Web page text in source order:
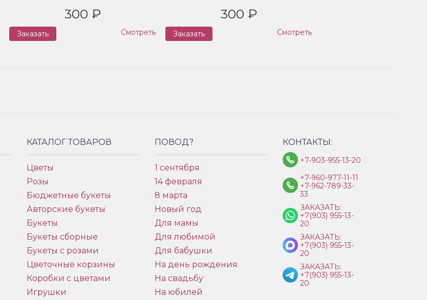
300 ₽
Заказать Смотреть
300 ₽
Заказать Смотреть
КАТАЛОГ ТОВАРОВ
Цветы
Розы
Бюджетные букеты
Авторские букеты
Букеты
Букеты сборные
Букеты с розами
Цветочные корзины
Коробки с цветами
Игрушки
ПОВОД?
1 сентября
14 февраля
8 марта
Новый год
Для мамы
Для любимой
Для бабушки
На день рождения
На свадьбу
На юбилей
КОНТАКТЫ:
+7-903-955-13-20
+7-960-977-11-11
+7-962-789-33-
33
ЗАКАЗАТЬ:
+7(903) 955-13-
20
ЗАКАЗАТЬ:
+7(903) 955-13-
20
ЗАКАЗАТЬ:
+7(903) 955-13-
20